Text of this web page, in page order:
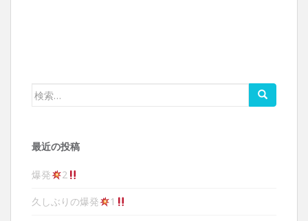
検索:
最近の投稿
爆発 2
久しぶりの爆発 1